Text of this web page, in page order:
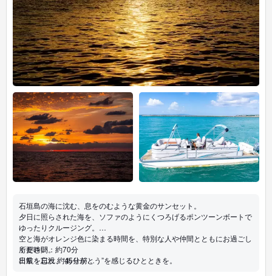
石垣島の海に沈む、息をのむような黄金のサンセット。
夕日に照らされた海を、ソファのようにくつろげるポンツーンボートで
ゆったりクルージング。
空と海がオレンジ色に染まる時間を、特別な人や仲間とともにお過ごし
ください。
日常を忘れ、“ありがとう”を感じるひとときを。
所要時間：約70分
出航：日没 約45分前